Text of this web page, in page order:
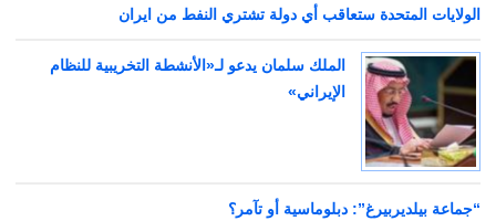
الولايات المتحدة ستعاقب أي دولة تشتري النفط من ايران
الملك سلمان يدعو لـ«الأنشطة التخريبية للنظام
الإيراني»
“جماعة بيلديربيرغ”: دبلوماسية أو تآمر؟